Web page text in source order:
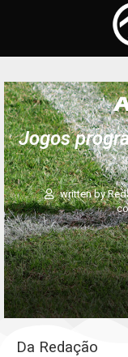
Jogos
written by
Da Redação